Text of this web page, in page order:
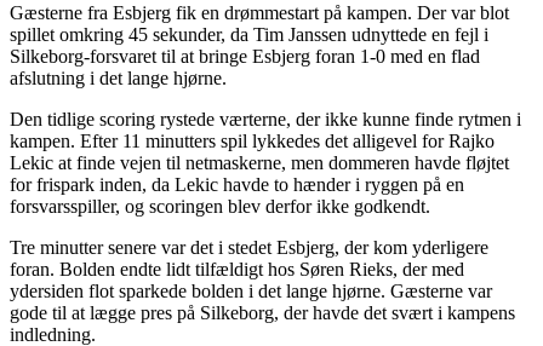
Gæsterne fra Esbjerg fik en drømmestart på kampen. Der var blot
spillet omkring 45 sekunder, da Tim Janssen udnyttede en fejl i
Silkeborg-forsvaret til at bringe Esbjerg foran 1-0 med en flad
afslutning i det lange hjørne.
Den tidlige scoring rystede værterne, der ikke kunne finde rytmen i
kampen. Efter 11 minutters spil lykkedes det alligevel for Rajko
Lekic at finde vejen til netmaskerne, men dommeren havde fløjtet
for frispark inden, da Lekic havde to hænder i ryggen på en
forsvarsspiller, og scoringen blev derfor ikke godkendt.
Tre minutter senere var det i stedet Esbjerg, der kom yderligere
foran. Bolden endte lidt tilfældigt hos Søren Rieks, der med
ydersiden flot sparkede bolden i det lange hjørne. Gæsterne var
gode til at lægge pres på Silkeborg, der havde det svært i kampens
indledning.